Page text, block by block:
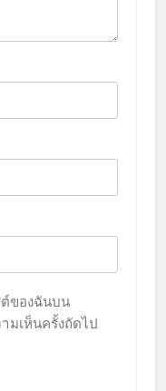
ต์ของฉันบน
มเห็นครั้งถัดไป